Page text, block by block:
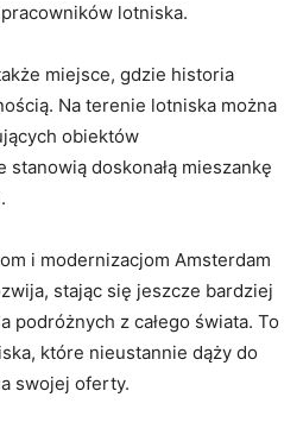
lotniska.
miejsce, gdzie historia
Na terenie lotniska można
obiektów
doskonałą mieszankę
i ⁢modernizacjom Amsterdam
⁢stając się jeszcze ⁢bardziej
podróżnych z całego ⁣świata. ⁢To
które nieustannie ‍dąży‍ do​
swojej oferty.